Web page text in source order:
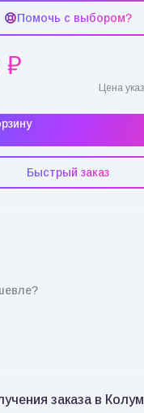
Помочь с выбором?
₽
Цена
Быстрый заказ
заказа в